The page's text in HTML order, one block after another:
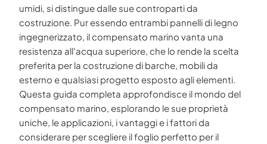
umidi, si distingue dalle sue controparti da
costruzione. Pur essendo entrambi pannelli di legno
ingegnerizzato, il compensato marino vanta una
resistenza all'acqua superiore, che lo rende la scelta
preferita per la costruzione di barche, mobili da
esterno e qualsiasi progetto esposto agli elementi.
Questa guida completa approfondisce il mondo del
compensato marino, esplorando le sue proprietà
uniche, le applicazioni, i vantaggi e i fattori da
considerare per scegliere il foglio perfetto per il